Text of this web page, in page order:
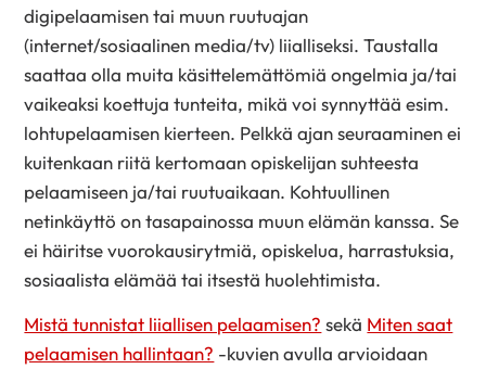
digipelaamisen tai muun ruutuajan
(internet/sosiaalinen media/tv) liialliseksi. Taustalla
saattaa olla muita käsittelemättömiä ongelmia ja/tai
vaikeaksi koettuja tunteita, mikä voi synnyttää esim.
lohtupelaamisen kierteen. Pelkkä ajan seuraaminen ei
kuitenkaan riitä kertomaan opiskelijan suhteesta
pelaamiseen ja/tai ruutuaikaan. Kohtuullinen
netinkäyttö on tasapainossa muun elämän kanssa. Se
ei häiritse vuorokausirytmiä, opiskelua, harrastuksia,
sosiaalista elämää tai itsestä huolehtimista.
Mistä tunnistat liiallisen pelaamisen? sekä Miten saat
pelaamisen hallintaan? -kuvien avulla arvioidaan